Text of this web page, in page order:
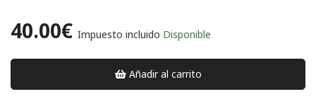
40.00€ Impuesto incluido Disponible
Añadir al carrito